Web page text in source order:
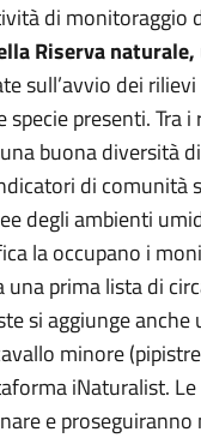
di monitoraggio
Riserva
sull’avvio dei
presenti.
buona diversità di
di
degli ambienti
la occupano i
prima lista di
si aggiunge
minore
iNaturalist.
e